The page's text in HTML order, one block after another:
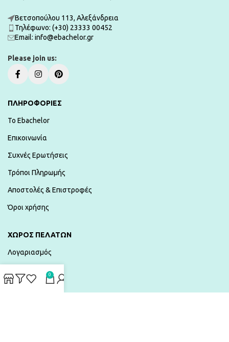
Βετσοπούλου 113, Αλεξάνδρεια
Τηλέφωνο: (+30) 23333 00452
Εmail: info@ebachelor.gr
Please join us:
ΠΛΗΡΟΦΟΡΙΕΣ
To Ebachelor
Επικοινωνία
Συχνές Ερωτήσεις
Τρόποι Πληρωμής
Αποστολές & Επιστροφές
Όροι χρήσης
ΧΏΡΟΣ ΠΕΛΑΤΏΝ
Λογαριασμός
Λίστα Επιθυμιών
0